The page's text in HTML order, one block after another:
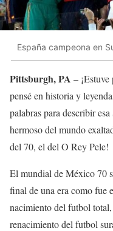
España campeona en
Pittsburgh, PA –
pensé en historia y
palabras para describir
hermoso del mundo
del 70, el del O Rey Pele!
El mundial de México 70
final de una era como fue
nacimiento del futbol
renacimiento del futbol